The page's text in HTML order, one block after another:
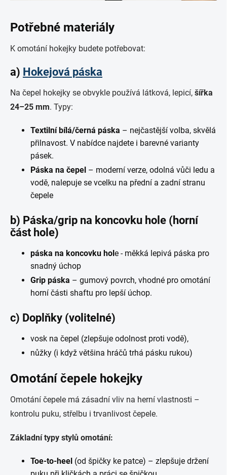
Potřebné materiály
K omotání hokejky budete potřebovat:
a) Hokejová páska
Na čepel hokejky se obvykle používá látková, lepicí, šířka
24–25 mm. Typy:
Textilní bílá/černá páska – nejčastější volba, skvělá
přilnavost. V nabídce najdete i barevné varianty
pásek.
Páska na čepel – moderní verze, odolná vůči ledu a
vodě, nalepuje se vcelku na přední a zadní stranu
čepele
b) Páska/grip na koncovku hole (horní
část hole)
páska na koncovku hole - měkká lepivá páska pro
snadný úchop
Grip páska – gumový povrch, vhodné pro omotání
horní části shaftu pro lepší úchop.
c) Doplňky (volitelné)
vosk na čepel (zlepšuje odolnost proti vodě),
nůžky (i když většina hráčů trhá pásku rukou)
Omotání čepele hokejky
Omotání čepele má zásadní vliv na herní vlastnosti –
kontrolu puku, střelbu i trvanlivost čepele.
Základní typy stylů omotání:
Toe-to-heel (od špičky ke patce) – zlepšuje držení